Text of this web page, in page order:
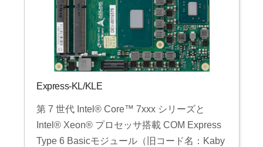
Express-KL/KLE
第 7 世代 Intel® Core™ 7xxx シリーズと
Intel® Xeon® プロセッサ搭載 COM Express
Type 6 Basicモジュール（旧コード名：Kaby